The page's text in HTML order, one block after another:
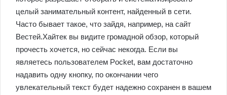
целый занимательный контент, найденный в сети.
Часто бывает такое, что зайдя, например, на сайт
Вестей.Хайтек вы видите громадной обзор, который
прочесть хочется, но сейчас некогда. Если вы
являетесь пользователем Pocket, вам достаточно
надавить одну кнопку, по окончании чего
увлекательный текст будет надежно сохранен в вашем